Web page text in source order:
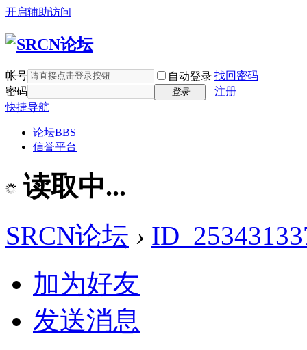
开启辅助访问
帐号 自动登录 找回密码
密码
登录
注册
快捷导航
论坛BBS
信誉平台
读取中...
SRCN论坛 ›
加为好友
发送消息